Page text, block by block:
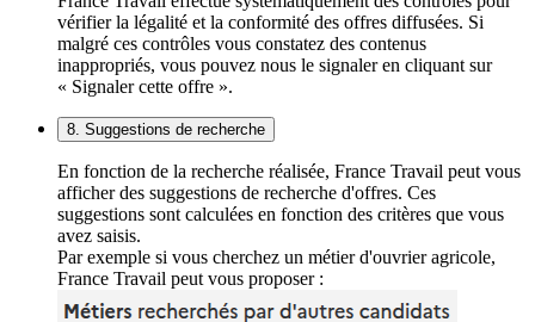
vérifier la légalité et la conformité des offres diffusées. Si
malgré ces contrôles vous constatez des contenus
inappropriés, vous pouvez nous le signaler en cliquant sur
« Signaler cette offre ».
8. Suggestions de recherche
En fonction de la recherche réalisée, France Travail peut vous
afficher des suggestions de recherche d'offres. Ces
suggestions sont calculées en fonction des critères que vous
avez saisis.
Par exemple si vous cherchez un métier d'ouvrier agricole,
France Travail peut vous proposer :